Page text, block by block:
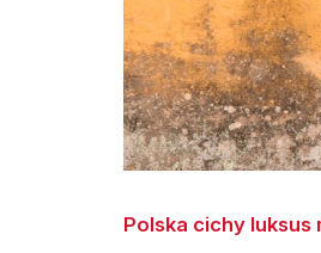
Polska cichy luksus